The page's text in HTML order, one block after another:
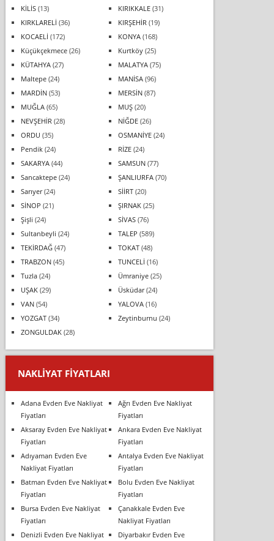
KİLİS(13) KIRIKKALE(31)
KIRKLARELİ (36) KIRŞEHİR (19)
KOCAELİ (172) KONYA(168)
Küçükçekmece(26) Kurtköy(25)
KÜTAHYA(27) MALATYA(75)
Maltepe(24) MANİSA(96)
MARDİN(53) MERSİN(87)
MUĞLA(65) MUŞ(20)
NEVŞEHİR (28) NİĞDE(26)
ORDU (35) OSMANİYE(24)
Pendik(24) RİZE(24)
SAKARYA(44) SAMSUN(77)
Sancaktepe(24) ŞANLIURFA(70)
Sarıyer(24) SİİRT(20)
SİNOP (21) ŞIRNAK(25)
Şişli (24) SİVAS(76)
Sultanbeyli (24) TALEP (589)
TEKİRDAĞ(47) TOKAT(48)
TRABZON(45) TUNCELİ (16)
Tuzla(24) Ümraniye(25)
UŞAK(29) Üsküdar(24)
VAN(54) YALOVA(16)
YOZGAT(34) Zeytinburnu (24)
ZONGULDAK(28)
NAKLIYAT FIYATLARI
Adana Evden Eve Nakliyat
Fiyatları
Ağrı Evden Eve Nakliyat
Fiyatları
Aksaray Evden Eve Nakliyat
Fiyatları
Ankara Evden Eve Nakliyat
Fiyatları
Adıyaman Evden Eve
Nakliyat Fiyatları
Antalya Evden Eve Nakliyat
Fiyatları
Batman Evden Eve Nakliyat
Fiyatları
Bolu Evden Eve Nakliyat
Fiyatları
Bursa Evden Eve Nakliyat
Fiyatları
Çanakkale Evden Eve
Nakliyat Fiyatları
Denizli Evden Eve Nakliyat
Diyarbakır Evden Eve